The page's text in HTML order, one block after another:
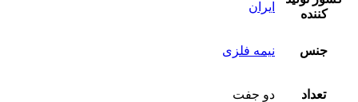
کننده
ایران
جنس نیمه فلزی
تعداد دو جفت